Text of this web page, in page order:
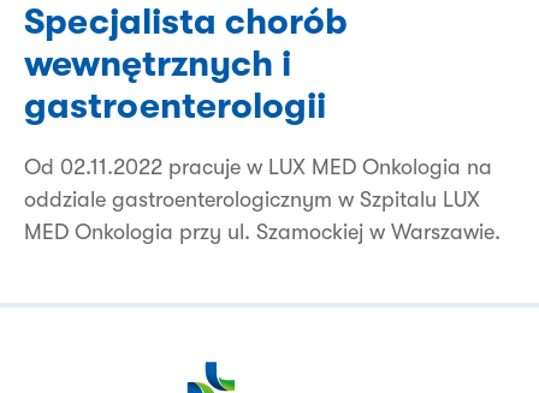
Specjalista chorób
wewnętrznych i
gastroenterologii
Od 02.11.2022 pracuje w LUX MED Onkologia na
oddziale gastroenterologicznym w Szpitalu LUX
MED Onkologia przy ul. Szamockiej w Warszawie.